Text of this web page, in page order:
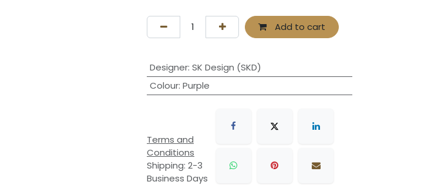
Add to cart
Designer: SK Design (SKD)
Colour: Purple
Terms and
Conditions
Shipping: 2-3
Business Days